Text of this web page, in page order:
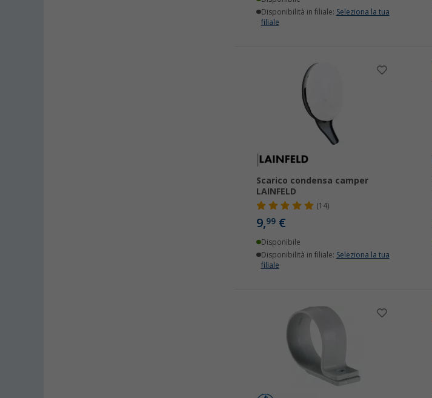
Disponibilità in filiale: Seleziona la tua
filiale
Scarico condensa camper
LAINFELD
(14)
9,99 €
Disponibile
Disponibilità in filiale: Seleziona la tua
filiale